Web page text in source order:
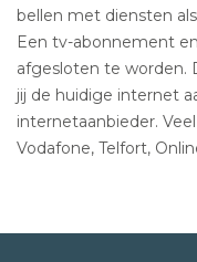
bellen met diensten
Een tv-abonnement
afgesloten te worden.
jij de huidige internet
internetaanbieder.
Vodafone, Telfort,